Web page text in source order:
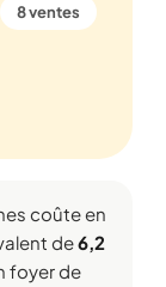
8 ventes
coûte en
de6,2
foyer de